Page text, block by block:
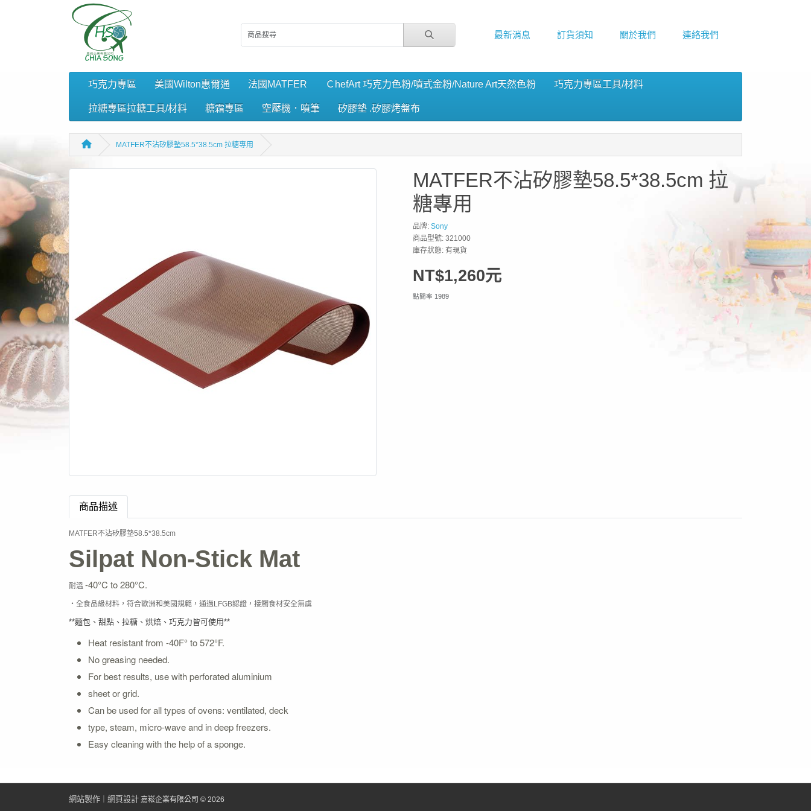
最新消息 訂貨須知 關於我們 連絡我們
巧克力專區 美國Wilton惠爾通 法國MATFER ＣhefArt 巧克力色粉/噴式金粉/Nature Art天然色粉 巧克力專區工具/材料
拉糖專區拉糖工具/材料 糖霜專區 空壓機．噴筆 矽膠墊 .矽膠烤盤布
MATFER不沾矽膠墊58.5*38.5cm 拉糖專用
MATFER不沾矽膠墊58.5*38.5cm 拉
糖專用
品牌: Sony
商品型號: 321000
庫存狀態: 有現貨
NT$1,260元
點閱率 1989
商品描述
MATFER不沾矽膠墊58.5*38.5cm
Silpat Non-Stick Mat
耐溫 -40°C to 280°C.
‧全食品級材料，符合歐洲和美國規範，通過LFGB認證，接觸食材安全無虞
**麵包、甜點、拉糖、烘焙、巧克力皆可使用**
Heat resistant from -40F° to 572°F.
No greasing needed.
For best results, use with perforated aluminium
sheet or grid.
Can be used for all types of ovens: ventilated, deck
type, steam, micro-wave and in deep freezers.
Easy cleaning with the help of a sponge.
網站製作 網頁設計 嘉崧企業有限公司 © 2026